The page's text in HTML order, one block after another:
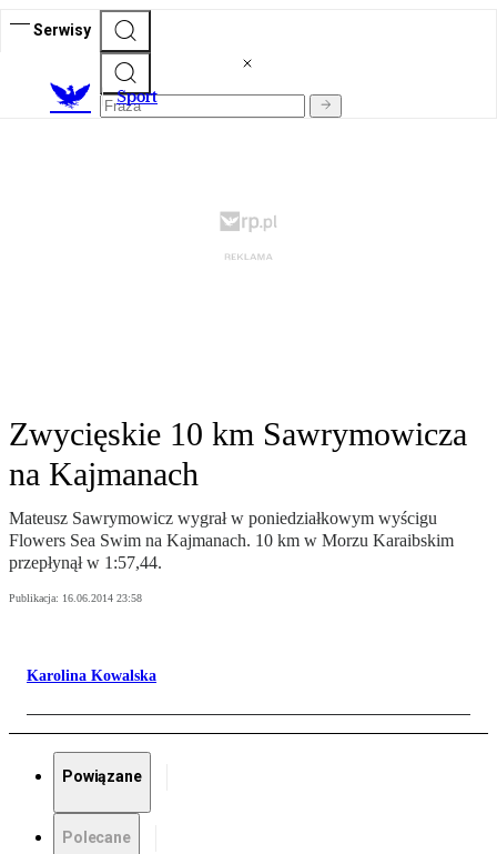
Serwisy
Sport
Zwycięskie 10 km Sawrymowicza
na Kajmanach
Mateusz Sawrymowicz wygrał w poniedziałkowym wyścigu
Flowers Sea Swim na Kajmanach. 10 km w Morzu Karaibskim
przepłynął w 1:57,44.
Publikacja: 16.06.2014 23:58
Karolina Kowalska
Powiązane
Polecane